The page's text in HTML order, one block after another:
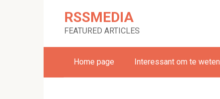
RSSMEDIA
FEATURED ARTICLES
Home page Interessant om te weten